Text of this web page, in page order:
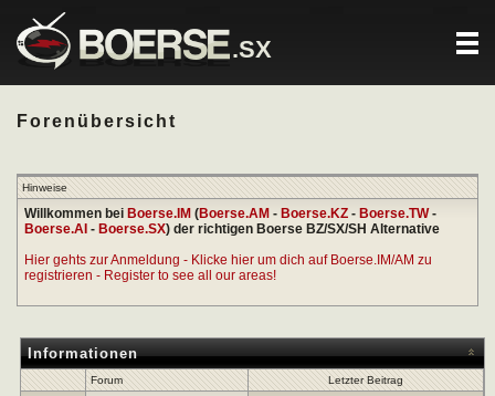
.SX
Forenübersicht
Hinweise
Willkommen bei Boerse.IM (Boerse.AM - Boerse.KZ - Boerse.TW-
Boerse.AI - Boerse.SX) der richtigen Boerse BZ/SX/SH Alternative
Hier gehts zur Anmeldung - Klicke hier um dich auf Boerse.IM/AM zu
registrieren - Register to see all our areas!
Informationen
Forum Letzter Beitrag